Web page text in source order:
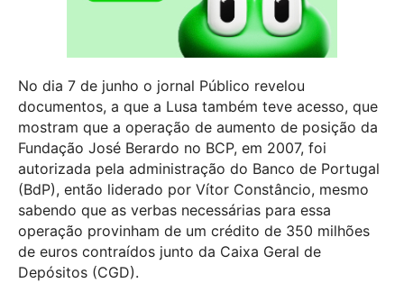
No dia 7 de junho o jornal Público revelou
documentos, a que a Lusa também teve acesso, que
mostram que a operação de aumento de posição da
Fundação José Berardo no BCP, em 2007, foi
autorizada pela administração do Banco de Portugal
(BdP), então liderado por Vítor Constâncio, mesmo
sabendo que as verbas necessárias para essa
operação provinham de um crédito de 350 milhões
de euros contraídos junto da Caixa Geral de
Depósitos (CGD).